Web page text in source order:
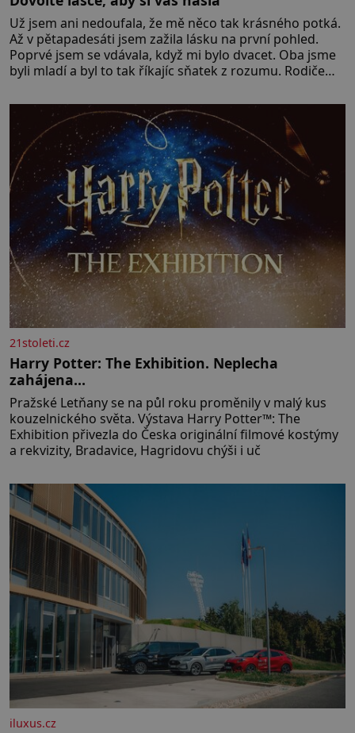
Už jsem ani nedoufala, že mě něco tak krásného potká.
Až v pětapadesáti jsem zažila lásku na první pohled.
Poprvé jsem se vdávala, když mi bylo dvacet. Oba jsme
byli mladí a byl to tak říkajíc sňatek z rozumu. Rodiče
muž. Manželství nám oběma moc nesvědčilo, brzy jsme
zjistili, že
21stoleti.cz
Harry Potter: The Exhibition. Neplecha
zahájena…
Pražské Letňany se na půl roku proměnily v malý kus
kouzelnického světa. Výstava Harry Potter™: The
Exhibition přivezla do Česka originální filmové kostýmy
a rekvizity, Bradavice, Hagridovu chýši i uč
iluxus.cz